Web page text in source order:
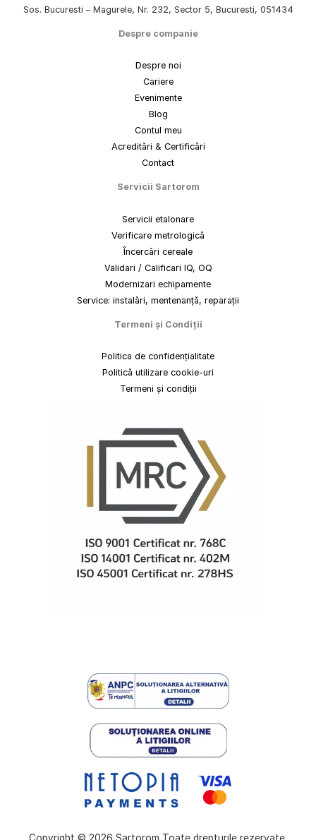
Sos. Bucuresti – Magurele, Nr. 232, Sector 5, Bucuresti, 051434
Despre companie
Despre noi
Cariere
Evenimente
Blog
Contul meu
Acreditări & Certificări
Contact
Servicii Sartorom
Servicii etalonare
Verificare metrologică
Încercări cereale
Validari / Calificari IQ, OQ
Modernizari echipamente
Service: instalări, mentenanță, reparații
Termeni și Condiții
Politica de confidențialitate
Politică utilizare cookie-uri
Termeni și condiții